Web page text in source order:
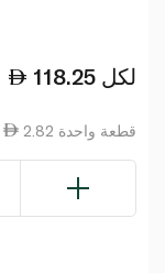
118.25 لكل
2.82 قطعة واحدة